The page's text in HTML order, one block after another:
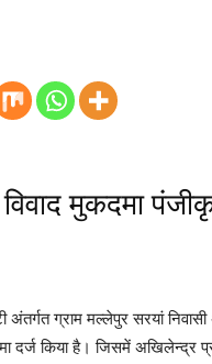
मुकदमा
ग्राम मल्लेपुर सरयां
दर्ज किया है। जिसमें अखिलेन्द्र